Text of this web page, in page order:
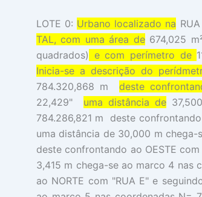
LOTE 0: Urbano localizado na
TAL, com uma área de674,025
quadrados) e com perímetro de
Inicia-se a descrição do
784.320,868 m deste
22,429" uma distância de
784.286,821 m deste
uma distância de 30,000 m chega-
deste confrontando ao OESTE
3,415 m chega-se ao marco 4 nas
ao NORTE com "RUA E" e